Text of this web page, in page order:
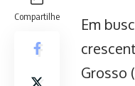
Compartilhe
Em
Grosso